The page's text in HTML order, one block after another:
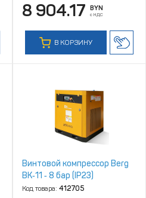
8 904.17 BYN
с НДС
В КОРЗИНУ
Винтовой компрессор Berg
ВК‑11 ‑ 8 бар (IP23)
Код товара: 412705